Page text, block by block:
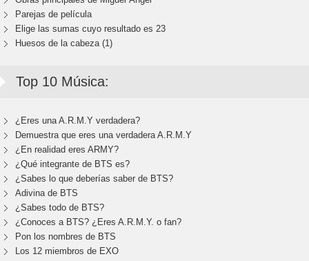
Parejas de película
Elige las sumas cuyo resultado es 23
Huesos de la cabeza (1)
Top 10 Música:
¿Eres una A.R.M.Y verdadera?
Demuestra que eres una verdadera A.R.M.Y
¿En realidad eres ARMY?
¿Qué integrante de BTS es?
¿Sabes lo que deberías saber de BTS?
Adivina de BTS
¿Sabes todo de BTS?
¿Conoces a BTS? ¿Eres A.R.M.Y. o fan?
Pon los nombres de BTS
Los 12 miembros de EXO